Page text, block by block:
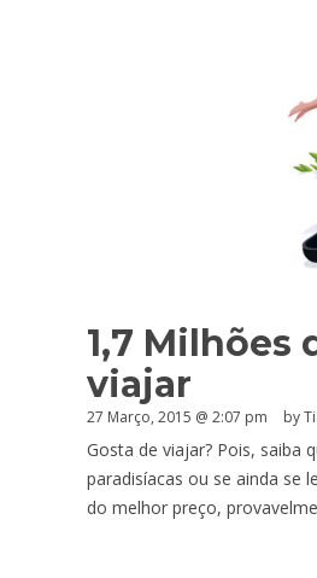
1,7 Milhões
viajar
27 Março, 2015 @ 2:07 pm by
Gosta de viajar? Pois, saiba
paradisíacas ou se ainda se
do melhor preço,